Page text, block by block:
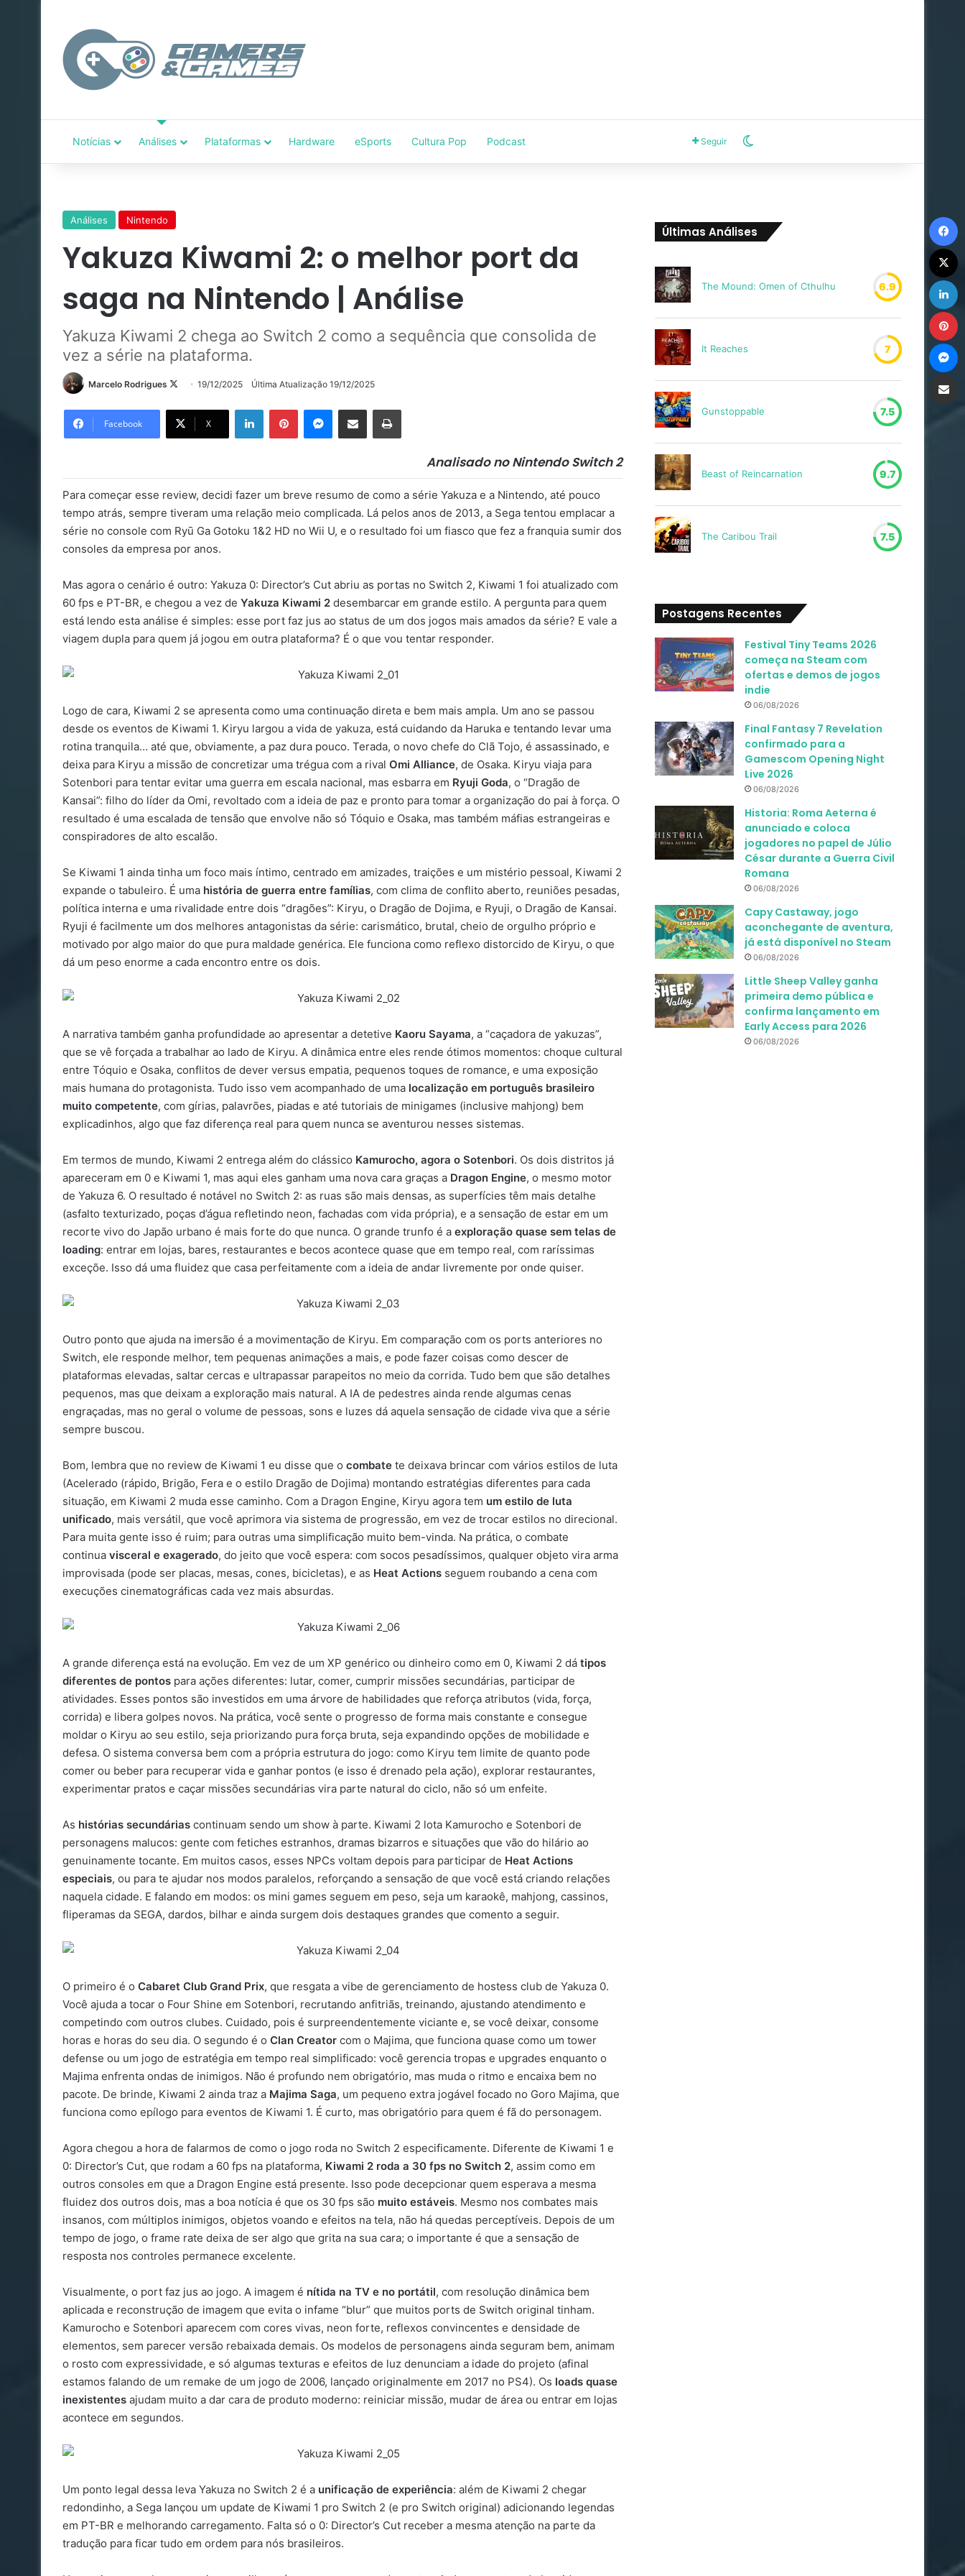
Notícias Análises Plataformas Hardware eSports Cultura Pop Podcast Seguir
Análises Nintendo
Yakuza Kiwami 2: o melhor port da
saga na Nintendo | Análise
Yakuza Kiwami 2 chega ao Switch 2 como a sequência que consolida de
vez a série na plataforma.
Marcelo Rodrigues
Follow
X
19/12/2025 Última Atualização 19/12/2025
Facebook X
LinkedinPinterestMessenger
Compartilhar via e-mail Imprimir
Analisado no Nintendo Switch 2
Para começar esse review, decidi fazer um breve resumo de como a série Yakuza e a Nintendo, até pouco
tempo atrás, sempre tiveram uma relação meio complicada. Lá pelos anos de 2013, a Sega tentou emplacar a
série no console com Ryū Ga Gotoku 1&2 HD no Wii U, e o resultado foi um fiasco que fez a franquia sumir dos
consoles da empresa por anos.
Mas agora o cenário é outro: Yakuza 0: Director’s Cut abriu as portas no Switch 2, Kiwami 1 foi atualizado com
60 fps e PT-BR, e chegou a vez de Yakuza Kiwami 2 desembarcar em grande estilo. A pergunta para quem
está lendo esta análise é simples: esse port faz jus ao status de um dos jogos mais amados da série? E vale a
viagem dupla para quem já jogou em outra plataforma? É o que vou tentar responder.
Logo de cara, Kiwami 2 se apresenta como uma continuação direta e bem mais ampla. Um ano se passou
desde os eventos de Kiwami 1. Kiryu largou a vida de yakuza, está cuidando da Haruka e tentando levar uma
rotina tranquila… até que, obviamente, a paz dura pouco. Terada, o novo chefe do Clã Tojo, é assassinado, e
deixa para Kiryu a missão de concretizar uma trégua com a rival Omi Alliance, de Osaka. Kiryu viaja para
Sotenbori para tentar evitar uma guerra em escala nacional, mas esbarra em Ryuji Goda, o “Dragão de
Kansai”: filho do líder da Omi, revoltado com a ideia de paz e pronto para tomar a organização do pai à força. O
resultado é uma escalada de tensão que envolve não só Tóquio e Osaka, mas também máfias estrangeiras e
conspiradores de alto escalão.
Se Kiwami 1 ainda tinha um foco mais íntimo, centrado em amizades, traições e um mistério pessoal, Kiwami 2
expande o tabuleiro. É uma história de guerra entre famílias, com clima de conflito aberto, reuniões pesadas,
política interna e uma rivalidade entre dois “dragões”: Kiryu, o Dragão de Dojima, e Ryuji, o Dragão de Kansai.
Ryuji é facilmente um dos melhores antagonistas da série: carismático, brutal, cheio de orgulho próprio e
motivado por algo maior do que pura maldade genérica. Ele funciona como reflexo distorcido de Kiryu, o que
dá um peso enorme a cada encontro entre os dois.
A narrativa também ganha profundidade ao apresentar a detetive Kaoru Sayama, a “caçadora de yakuzas”,
que se vê forçada a trabalhar ao lado de Kiryu. A dinâmica entre eles rende ótimos momentos: choque cultural
entre Tóquio e Osaka, conflitos de dever versus empatia, pequenos toques de romance, e uma exposição
mais humana do protagonista. Tudo isso vem acompanhado de uma localização em português brasileiro
muito competente, com gírias, palavrões, piadas e até tutoriais de minigames (inclusive mahjong) bem
explicadinhos, algo que faz diferença real para quem nunca se aventurou nesses sistemas.
Em termos de mundo, Kiwami 2 entrega além do clássico Kamurocho, agora o Sotenbori. Os dois distritos já
apareceram em 0 e Kiwami 1, mas aqui eles ganham uma nova cara graças a Dragon Engine, o mesmo motor
de Yakuza 6. O resultado é notável no Switch 2: as ruas são mais densas, as superfícies têm mais detalhe
(asfalto texturizado, poças d’água refletindo neon, fachadas com vida própria), e a sensação de estar em um
recorte vivo do Japão urbano é mais forte do que nunca. O grande trunfo é a exploração quase sem telas de
loading: entrar em lojas, bares, restaurantes e becos acontece quase que em tempo real, com raríssimas
exceçõe. Isso dá uma fluidez que casa perfeitamente com a ideia de andar livremente por onde quiser.
Outro ponto que ajuda na imersão é a movimentação de Kiryu. Em comparação com os ports anteriores no
Switch, ele responde melhor, tem pequenas animações a mais, e pode fazer coisas como descer de
plataformas elevadas, saltar cercas e ultrapassar parapeitos no meio da corrida. Tudo bem que são detalhes
pequenos, mas que deixam a exploração mais natural. A IA de pedestres ainda rende algumas cenas
engraçadas, mas no geral o volume de pessoas, sons e luzes dá aquela sensação de cidade viva que a série
sempre buscou.
Bom, lembra que no review de Kiwami 1 eu disse que o combate te deixava brincar com vários estilos de luta
(Acelerado (rápido, Brigão, Fera e o estilo Dragão de Dojima) montando estratégias diferentes para cada
situação, em Kiwami 2 muda esse caminho. Com a Dragon Engine, Kiryu agora tem um estilo de luta
unificado, mais versátil, que você aprimora via sistema de progressão, em vez de trocar estilos no direcional.
Para muita gente isso é ruim; para outras uma simplificação muito bem-vinda. Na prática, o combate
continua visceral e exagerado, do jeito que você espera: com socos pesadíssimos, qualquer objeto vira arma
improvisada (pode ser placas, mesas, cones, bicicletas), e as Heat Actions seguem roubando a cena com
execuções cinematográficas cada vez mais absurdas.
A grande diferença está na evolução. Em vez de um XP genérico ou dinheiro como em 0, Kiwami 2 dá tipos
diferentes de pontos para ações diferentes: lutar, comer, cumprir missões secundárias, participar de
atividades. Esses pontos são investidos em uma árvore de habilidades que reforça atributos (vida, força,
corrida) e libera golpes novos. Na prática, você sente o progresso de forma mais constante e consegue
moldar o Kiryu ao seu estilo, seja priorizando pura força bruta, seja expandindo opções de mobilidade e
defesa. O sistema conversa bem com a própria estrutura do jogo: como Kiryu tem limite de quanto pode
comer ou beber para recuperar vida e ganhar pontos (e isso é drenado pela ação), explorar restaurantes,
experimentar pratos e caçar missões secundárias vira parte natural do ciclo, não só um enfeite.
As histórias secundárias continuam sendo um show à parte. Kiwami 2 lota Kamurocho e Sotenbori de
personagens malucos: gente com fetiches estranhos, dramas bizarros e situações que vão do hilário ao
genuinamente tocante. Em muitos casos, esses NPCs voltam depois para participar de Heat Actions
especiais, ou para te ajudar nos modos paralelos, reforçando a sensação de que você está criando relações
naquela cidade. E falando em modos: os mini games seguem em peso, seja um karaokê, mahjong, cassinos,
fliperamas da SEGA, dardos, bilhar e ainda surgem dois destaques grandes que comento a seguir.
O primeiro é o Cabaret Club Grand Prix, que resgata a vibe de gerenciamento de hostess club de Yakuza 0.
Você ajuda a tocar o Four Shine em Sotenbori, recrutando anfitriãs, treinando, ajustando atendimento e
competindo com outros clubes. Cuidado, pois é surpreendentemente viciante e, se você deixar, consome
horas e horas do seu dia. O segundo é o Clan Creator com o Majima, que funciona quase como um tower
defense ou um jogo de estratégia em tempo real simplificado: você gerencia tropas e upgrades enquanto o
Majima enfrenta ondas de inimigos. Não é profundo nem obrigatório, mas muda o ritmo e encaixa bem no
pacote. De brinde, Kiwami 2 ainda traz a Majima Saga, um pequeno extra jogável focado no Goro Majima, que
funciona como epílogo para eventos de Kiwami 1. É curto, mas obrigatório para quem é fã do personagem.
Agora chegou a hora de falarmos de como o jogo roda no Switch 2 especificamente. Diferente de Kiwami 1 e
0: Director’s Cut, que rodam a 60 fps na plataforma, Kiwami 2 roda a 30 fps no Switch 2, assim como em
outros consoles em que a Dragon Engine está presente. Isso pode decepcionar quem esperava a mesma
fluidez dos outros dois, mas a boa notícia é que os 30 fps são muito estáveis. Mesmo nos combates mais
insanos, com múltiplos inimigos, objetos voando e efeitos na tela, não há quedas perceptíveis. Depois de um
tempo de jogo, o frame rate deixa de ser algo que grita na sua cara; o importante é que a sensação de
resposta nos controles permanece excelente.
Visualmente, o port faz jus ao jogo. A imagem é nítida na TV e no portátil, com resolução dinâmica bem
aplicada e reconstrução de imagem que evita o infame “blur” que muitos ports de Switch original tinham.
Kamurocho e Sotenbori aparecem com cores vivas, neon forte, reflexos convincentes e densidade de
elementos, sem parecer versão rebaixada demais. Os modelos de personagens ainda seguram bem, animam
o rosto com expressividade, e só algumas texturas e efeitos de luz denunciam a idade do projeto (afinal
estamos falando de um remake de um jogo de 2006, lançado originalmente em 2017 no PS4). Os loads quase
inexistentes ajudam muito a dar cara de produto moderno: reiniciar missão, mudar de área ou entrar em lojas
acontece em segundos.
Um ponto legal dessa leva Yakuza no Switch 2 é a unificação de experiência: além de Kiwami 2 chegar
redondinho, a Sega lançou um update de Kiwami 1 pro Switch 2 (e pro Switch original) adicionando legendas
em PT-BR e melhorando carregamento. Falta só o 0: Director’s Cut receber a mesma atenção na parte da
tradução para ficar tudo em ordem para nós brasileiros.
Últimas Análises
The Mound: Omen of Cthulhu 6.9
It Reaches 7
Gunstoppable 7.5
Beast of Reincarnation 9.7
The Caribou Trail 7.5
Postagens Recentes
Festival Tiny Teams 2026
começa na Steam com
ofertas e demos de jogos
indie
06/08/2026
Final Fantasy 7 Revelation
confirmado para a
Gamescom Opening Night
Live 2026
06/08/2026
Historia: Roma Aeterna é
anunciado e coloca
jogadores no papel de Júlio
César durante a Guerra Civil
Romana
06/08/2026
Capy Castaway, jogo
aconchegante de aventura,
já está disponível no Steam
06/08/2026
Little Sheep Valley ganha
primeira demo pública e
confirma lançamento em
Early Access para 2026
06/08/2026